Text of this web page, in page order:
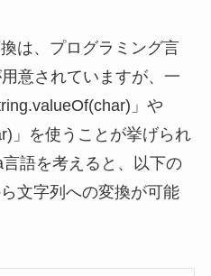
は、プログラミング言
意されていますが、一
」や
」を使うことが挙げられ
語を考えると、以下の
文字列への変換が可能